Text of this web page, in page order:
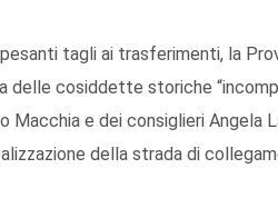
tagli ai trasferimenti, la
delle cosiddette storiche
Macchia e dei consiglieri Angela
della strada di